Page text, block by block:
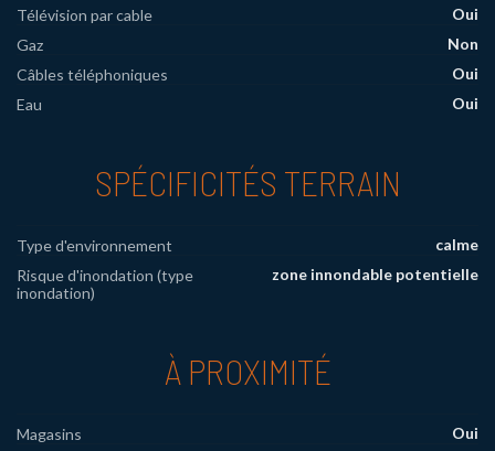
Télévision par cable
Oui
Gaz
Non
Câbles téléphoniques
Oui
Eau
Oui
SPÉCIFICITÉS TERRAIN
Type d'environnement
calme
Risque d'inondation (type
inondation)
zone innondable potentielle
À PROXIMITÉ
Magasins
Oui